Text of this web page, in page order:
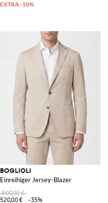
BOGLIOLI
Einreihiger Jersey-Blazer
800,00 €
520,00 €
-35%